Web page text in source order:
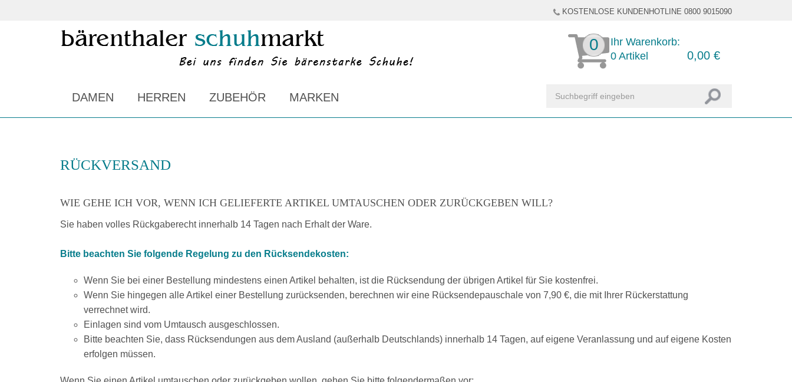
KOSTENLOSE KUNDENHOTLINE 0800 9015090
0
Ihr Warenkorb:
0 Artikel 0,00 €
DAMEN HERREN ZUBEHÖR MARKEN
RÜCKVERSAND
WIE GEHE ICH VOR, WENN ICH GELIEFERTE ARTIKEL UMTAUSCHEN ODER ZURÜCKGEBEN WILL?
Sie haben volles Rückgaberecht innerhalb 14 Tagen nach Erhalt der Ware.
Bitte beachten Sie folgende Regelung zu den Rücksendekosten:
Wenn Sie bei einer Bestellung mindestens einen Artikel behalten, ist die Rücksendung der übrigen Artikel für Sie kostenfrei.
Wenn Sie hingegen alle Artikel einer Bestellung zurücksenden, berechnen wir eine Rücksendepauschale von 7,90 €, die mit Ihrer Rückerstattung
verrechnet wird.
Einlagen sind vom Umtausch ausgeschlossen.
Bitte beachten Sie, dass Rücksendungen aus dem Ausland (außerhalb Deutschlands) innerhalb 14 Tagen, auf eigene Veranlassung und auf eigene Kosten
erfolgen müssen.